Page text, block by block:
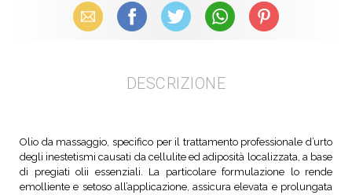
Email Facebook X (Twitter) WhatsAppPinterest
DESCRIZIONE
Olio da massaggio, specifico per il trattamento professionale d’urto
degli inestetismi causati da cellulite ed adiposità localizzata, a base
di pregiati olii essenziali. La particolare formulazione lo rende
emolliente e setoso all’applicazione, assicura elevata e prolungata